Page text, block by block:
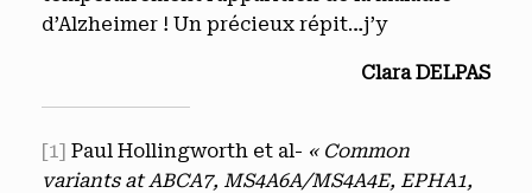
d’Alzheimer ! Un précieux répit…j’y
Clara DELPAS
[1] Paul Hollingworth et al- « Common
variants at ABCA7, MS4A6A/MS4A4E, EPHA1,